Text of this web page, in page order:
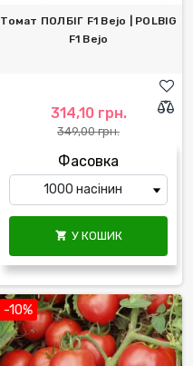
Томат ПОЛБІГ F1 Bejo | POLBIG
F1 Bejo
314,10 грн.
349,00 грн.
Фасовка
 У КОШИК
-10%